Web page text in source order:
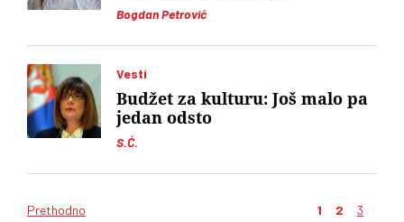
Bogdan Petrović
Vesti
S.Ć.
Budžet za kulturu: Još malo pa
jedan odsto
Prethodno 1 2 3